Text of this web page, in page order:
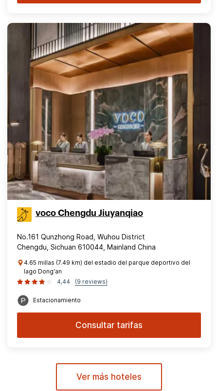
voco Chengdu Jiuyanqiao
No.161 Qunzhong Road, Wuhou District
Chengdu, Sichuan 610044, Mainland China
4.65 millas (7.49 km) del estadio del parque deportivo del
lago Dong'an
4,44
(9 reviews)
Estacionamiento
Consultar tarifas
Ver más hoteles